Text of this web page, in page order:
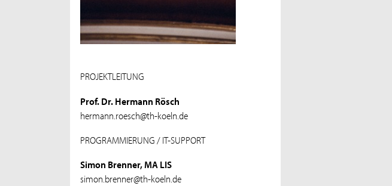
PROJEKTLEITUNG
Prof. Dr. Hermann Rösch
hermann.roesch@th-koeln.de
PROGRAMMIERUNG / IT-SUPPORT
Simon Brenner, MA LIS
simon.brenner@th-koeln.de